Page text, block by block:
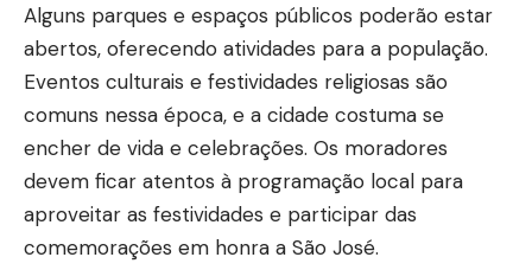
Alguns parques e espaços públicos poderão estar
abertos, oferecendo atividades para a população.
Eventos culturais e festividades religiosas são
comuns nessa época, e a cidade costuma se
encher de vida e celebrações. Os moradores
devem ficar atentos à programação local para
aproveitar as festividades e participar das
comemorações em honra a São José.